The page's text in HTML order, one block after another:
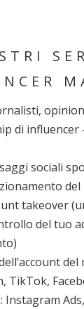
di influencer
sociali
takeover
del tuo
del
TikTok,
Instagram